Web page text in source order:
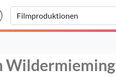
Wildermieming